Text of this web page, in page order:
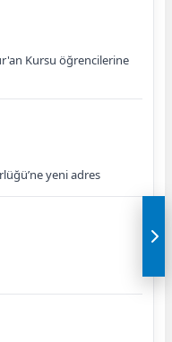
Kursu öğrencilerine
yeni adres